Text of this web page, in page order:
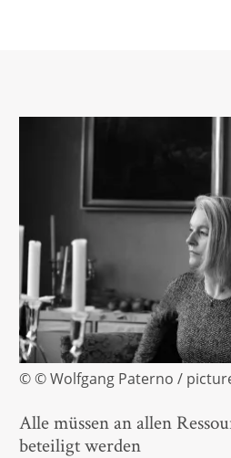
© © Wolfgang Paterno /
Alle müssen an allen
beteiligt werden